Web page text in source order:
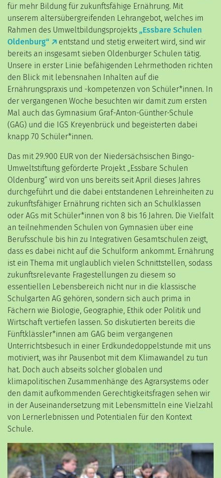
für mehr Bildung für zukunftsfähige Ernährung. Mit
unserem altersübergreifenden Lehrangebot, welches im
Rahmen des Umweltbildungsprojekts „Essbare Schulen
Oldenburg“
entstand und stetig erweitert wird, sind wir
bereits an insgesamt sieben Oldenburger Schulen tätig.
Unsere in erster Linie befähigenden Lehrmethoden richten
den Blick mit lebensnahen Inhalten auf die
Ernährungspraxis und -kompetenzen von Schüler*innen. In
der vergangenen Woche besuchten wir damit zum ersten
Mal auch das Gymnasium Graf-Anton-Günther-Schule
(GAG) und die IGS Kreyenbrück und begeisterten dabei
knapp 70 Schüler*innen.
Das mit 29.900 EUR von der Niedersächsischen Bingo-
Umweltstiftung geförderte Projekt „Essbare Schulen
Oldenburg“ wird von uns bereits seit April dieses Jahres
durchgeführt und die dabei entstandenen Lehreinheiten zu
zukunftsfähiger Ernährung richten sich an Schulklassen
oder AGs mit Schüler*innen von 8 bis 16 Jahren. Die Vielfalt
an teilnehmenden Schulen von Gymnasien über eine
Berufsschule bis hin zu Integrativen Gesamtschulen zeigt,
dass es dabei nicht auf die Schulform ankommt. Ernährung
ist ein Thema mit unglaublich vielen Schnittstellen, sodass
zukunftsrelevante Fragestellungen zu diesem so
essentiellen Lebensbereich nicht nur in die klassische
Schulgarten AG gehören, sondern sich auch prima in
Fächern wie Biologie, Geographie, Ethik oder Politik und
Wirtschaft vertiefen lassen. So diskutierten bereits die
Fünftklässler*innen am GAG beim vergangenen
Unterrichtsbesuch in einer Erdkundedoppelstunde mit uns
motiviert, was ihr Pausenbot mit dem Klimawandel zu tun
hat. Doch auch abseits solcher globalen und
klimapolitischen Zusammenhänge des Agrarsystems oder
den damit aufkommenden Gerechtigkeitsfragen sehen wir
in der Auseinandersetzung mit Lebensmitteln eine Vielzahl
von Lernerlebnissen und Potentialen für den Kontext
Schule.